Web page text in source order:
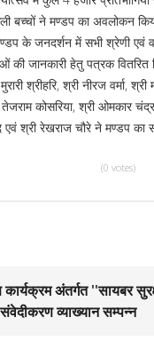
बच्चों ने मण्डप का अवलोकन
के जनदर्शन में सभी श्रेणी एवं
की जानकारी हेतु पत्रक वितरित
श्रीहरि, श्री नीरज वर्मा,
तेजराम कोसरिया, श्री ओमकार
एवं श्री रेखराज चौरे ने मण्डप
(0 votes)
अंतर्गत ''सायबर
व्याख्यान सम्पन्न